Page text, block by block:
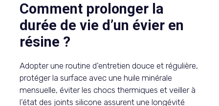
Comment prolonger la
durée de vie d’un évier en
résine ?
Adopter une routine d’entretien douce et régulière,
protéger la surface avec une huile minérale
mensuelle, éviter les chocs thermiques et veiller à
l’état des joints silicone assurent une longévité